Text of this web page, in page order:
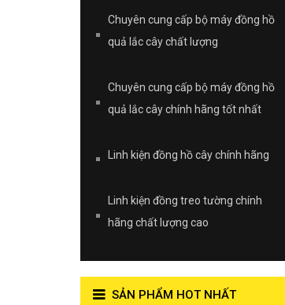
Chuyên cung cấp bộ máy đồng hồ
quả lắc cây chất lượng
Chuyên cung cấp bộ máy đồng hồ
quả lắc cây chính hãng tốt nhất
Linh kiện đồng hồ cây chính hãng
Linh kiện đồng treo tường chính
hãng chất lượng cao
SẢN PHẨM HOT NHẤT